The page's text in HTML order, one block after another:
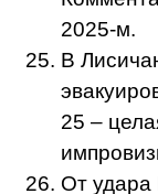
2025-м.
В
25 –
От удара